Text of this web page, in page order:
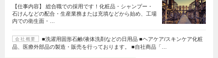
【仕事内容】 総合職での採用です！化粧品・シャンプー・
石けんなどの配合・生産業務または充填などから始め、工場
内での衛生面・…
会社概要
■洗濯用固形石鹸/液体洗剤などの日用品 ■ヘアケア/スキンケア化粧
品、医療外部品の製造・販売を行っております。 ■自社商品「…